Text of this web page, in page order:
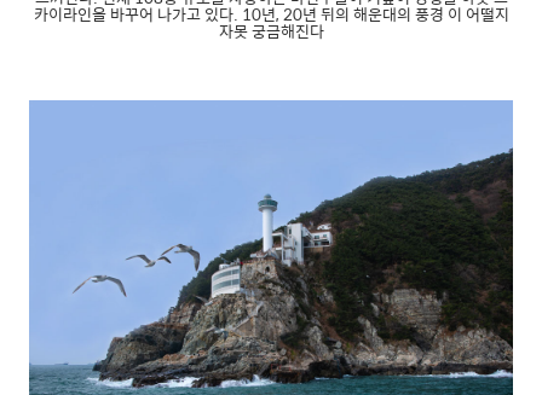
카이라인을 바꾸어 나가고 있다. 10년, 20년 뒤의 해운대의 풍경 이 어떨지
자못 궁금해진다